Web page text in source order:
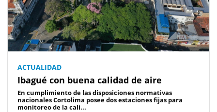
ACTUALIDAD
Ibagué con buena calidad de aire
En cumplimiento de las disposiciones normativas
nacionales Cortolima posee dos estaciones fijas para
monitoreo de la cali...